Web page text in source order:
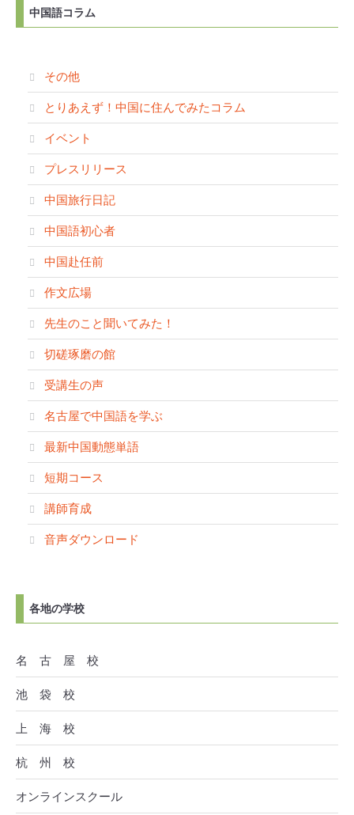
中国語コラム
その他
とりあえず！中国に住んでみたコラム
イベント
プレスリリース
中国旅行日記
中国語初心者
中国赴任前
作文広場
先生のこと聞いてみた！
切磋琢磨の館
受講生の声
名古屋で中国語を学ぶ
最新中国動態単語
短期コース
講師育成
音声ダウンロード
各地の学校
名 古 屋 校
池 袋 校
上 海 校
杭 州 校
オンラインスクール